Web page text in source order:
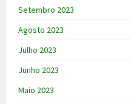
Setembro 2023
Agosto 2023
Julho 2023
Junho 2023
Maio 2023